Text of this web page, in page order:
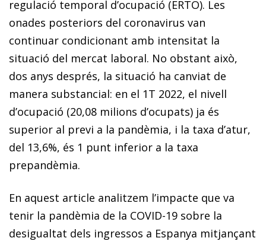
regulació temporal d’ocupació (ERTO). Les
onades posteriors del coronavirus van
continuar condi­­cionant amb intensitat la
situació del mercat laboral. No obstant això,
dos anys després, la situació ha canviat de
manera substancial: en el 1T 2022, el nivell
d’ocupació (20,08 milions d’ocupats) ja és
superior al previ a la pandèmia, i la taxa d’atur,
del 13,6%, és 1 punt inferior a la taxa
prepandèmia.
En aquest article analitzem l’impacte que va
tenir la pandèmia de la COVID-19 sobre la
desigualtat dels ingressos a Espanya mitjançant